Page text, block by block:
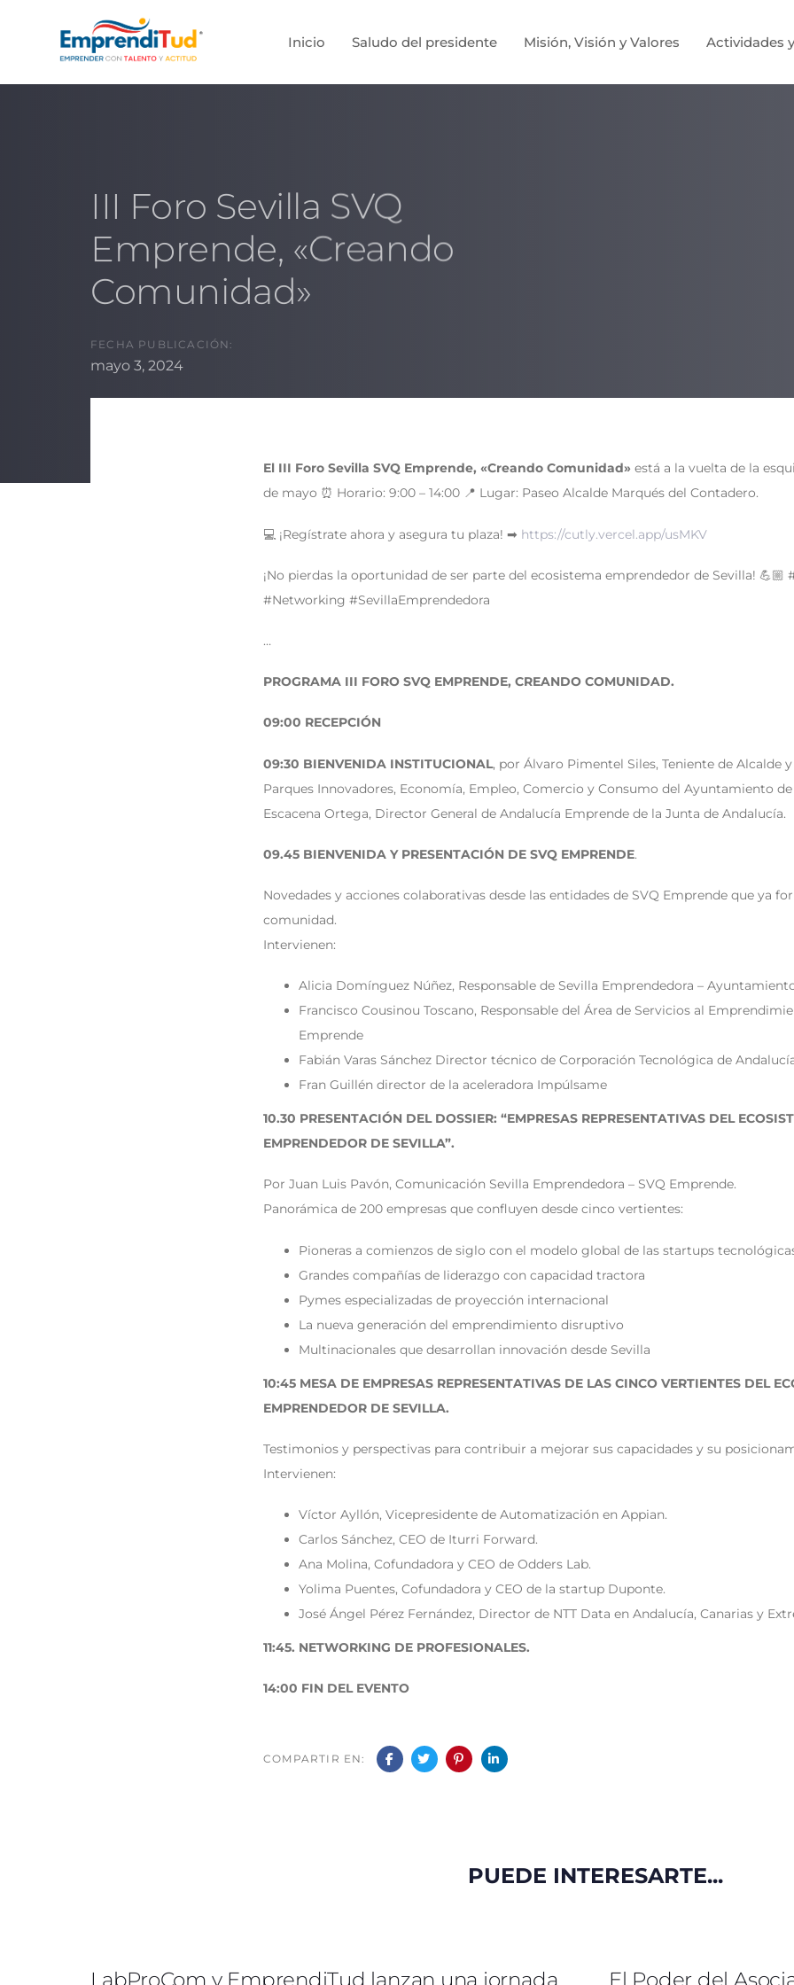
navigation
Inicio Saludo del presidente Misión, Visión y Valores Actividades
III Foro Sevilla SVQ
Emprende, «Creando
Comunidad»
FECHA PUBLICACIÓN:
mayo 3, 2024
El III Foro Sevilla SVQ Emprende, «Creando Comunidad» está a la vuelta de la
de mayo ⏰ Horario: 9:00 – 14:00 📍 Lugar: Paseo Alcalde Marqués del Contadero.
💻 ¡Regístrate ahora y asegura tu plaza! ➡ https://cutly.vercel.app/usMKV
¡No pierdas la oportunidad de ser parte del ecosistema emprendedor de Sevilla! 💪🏼
#Networking #SevillaEmprendedora
…
PROGRAMA III FORO SVQ EMPRENDE, CREANDO COMUNIDAD.
09:00 RECEPCIÓN
09:30 BIENVENIDA INSTITUCIONAL, por Álvaro Pimentel Siles, Teniente de Alcalde
Parques Innovadores, Economía, Empleo, Comercio y Consumo del Ayuntamiento
Escacena Ortega, Director General de Andalucía Emprende de la Junta de Andalucía.
09.45 BIENVENIDA Y PRESENTACIÓN DE SVQ EMPRENDE.
Novedades y acciones colaborativas desde las entidades de SVQ Emprende que ya
comunidad.
Intervienen:
Alicia Domínguez Núñez, Responsable de Sevilla Emprendedora –
Francisco Cousinou Toscano, Responsable del Área de Servicios al
Emprende
Fabián Varas Sánchez Director técnico de Corporación Tecnológica de
Fran Guillén director de la aceleradora Impúlsame
10.30 PRESENTACIÓN DEL DOSSIER: “EMPRESAS REPRESENTATIVAS DEL
EMPRENDEDOR DE SEVILLA”.
Por Juan Luis Pavón, Comunicación Sevilla Emprendedora – SVQ Emprende.
Panorámica de 200 empresas que confluyen desde cinco vertientes:
Pioneras a comienzos de siglo con el modelo global de las startups
Grandes compañías de liderazgo con capacidad tractora
Pymes especializadas de proyección internacional
La nueva generación del emprendimiento disruptivo
Multinacionales que desarrollan innovación desde Sevilla
10:45 MESA DE EMPRESAS REPRESENTATIVAS DE LAS CINCO VERTIENTES DEL
EMPRENDEDOR DE SEVILLA.
Testimonios y perspectivas para contribuir a mejorar sus capacidades y su
Intervienen:
Víctor Ayllón, Vicepresidente de Automatización en Appian.
Carlos Sánchez, CEO de Iturri Forward.
Ana Molina, Cofundadora y CEO de Odders Lab.
Yolima Puentes, Cofundadora y CEO de la startup Duponte.
José Ángel Pérez Fernández, Director de NTT Data en Andalucía, Canarias y
11:45. NETWORKING DE PROFESIONALES.
14:00 FIN DEL EVENTO
COMPARTIR EN:
PUEDE INTERESARTE...
LabProCom y EmprendiTud lanzan una jornada El Poder del